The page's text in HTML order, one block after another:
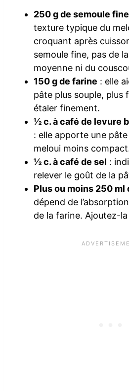
250 g de semoule fine
texture typique du
croquant après
semoule fine, pas de
moyenne ni du
150 g de farine : elle
pâte plus souple, plus
étaler finement.
½ c. à café de levure
: elle apporte une
meloui moins
½ c. à café de sel :
relever le goût de la
Plus ou moins 250 ml
dépend de
de la farine. Ajoutez-